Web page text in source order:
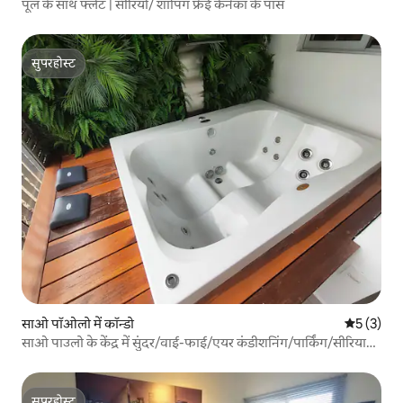
पूल के साथ फ्लैट | सीरियो/ शॉपिंग फ्रेई कैनेका के पास
सुपरहोस्ट
सुपरहोस्ट
साओ पॉओलो में कॉन्डो औसत रेटिंग
5 (3)
साओ पाउलो के केंद्र में सुंदर/वाई-फाई/एयर कंडीशनिंग/पार्किंग/सीरियाई